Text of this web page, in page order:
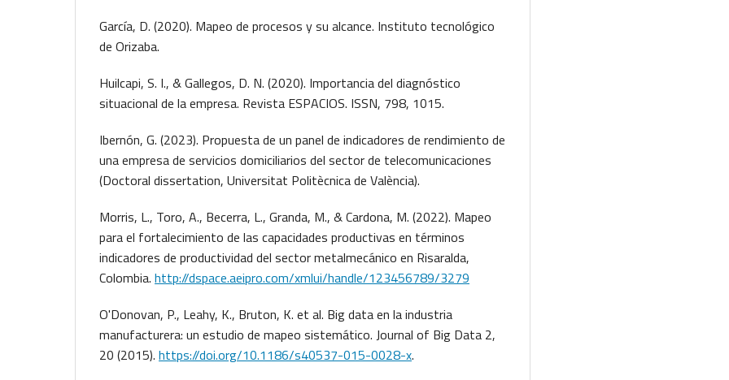
García, D. (2020). Mapeo de procesos y su alcance. Instituto tecnológico
de Orizaba.
Huilcapi, S. I., & Gallegos, D. N. (2020). Importancia del diagnóstico
situacional de la empresa. Revista ESPACIOS. ISSN, 798, 1015.
Ibernón, G. (2023). Propuesta de un panel de indicadores de rendimiento de
una empresa de servicios domiciliarios del sector de telecomunicaciones
(Doctoral dissertation, Universitat Politècnica de València).
Morris, L., Toro, A., Becerra, L., Granda, M., & Cardona, M. (2022). Mapeo
para el fortalecimiento de las capacidades productivas en términos
indicadores de productividad del sector metalmecánico en Risaralda,
Colombia. http://dspace.aeipro.com/xmlui/handle/123456789/3279
O'Donovan, P., Leahy, K., Bruton, K. et al. Big data en la industria
manufacturera: un estudio de mapeo sistemático. Journal of Big Data 2,
20 (2015). https://doi.org/10.1186/s40537-015-0028-x.